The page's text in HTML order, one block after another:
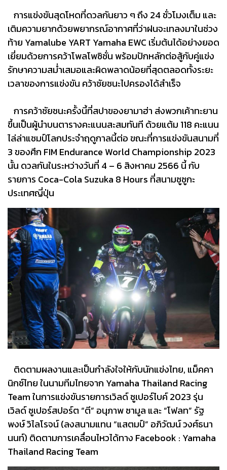
การแข่งขันสุดโหดที่ดวลกันยาว ๆ ถึง 24 ชั่วโมงเต็ม และ
เติมความยากด้วยพยากรณ์อากาศที่ว่าฝนจะเทลงมาในช่วง
ท้าย Yamalube YART Yamaha EWC เริ่มต้นได้อย่างยอด
เยี่ยมด้วยการคว้าโพลโพซิชั่น พร้อมปักหลักต่อสู้กับคู่แข่ง
รักษาความสม่ำเสมอและผิดพลาดน้อยที่สุดตลอดทั้งระยะ
เวลาของการแข่งขัน คว้าชัยชนะไปครองได้สำเร็จ
การคว้าชัยชนะครั้งนี้ที่สปาของยามาฮ่า ส่งพวกเค้าทะยาน
ขึ้นเป็นผู้นำบนตารางคะแนนสะสมทันที ด้วยแต้ม 118 คะแนน
ไล่ล่าแชมป์โลกประจำฤดูกาลนี้ต่อ ขณะที่การแข่งขันสนามที่
3 ของศึก FIM Endurance World Championship 2023
นั้น ดวลกันในระหว่างวันที่ 4 – 6 สิงหาคม 2566 นี้ กับ
รายการ Coca-Cola Suzuka 8 Hours ที่สนามซูซูกะ
ประเทศญี่ปุ่น
ติดตามผลงานและเป็นกำลังใจให้กับนักแข่งไทย, แม็คคา
นิกซ์ไทย ในนามทีมไทยจาก Yamaha Thailand Racing
Team ในการแข่งขันรายการเวิลด์ ซูเปอร์ไบค์ 2023 รุ่น
เวิลด์ ซูเปอร์สปอร์ต “ตี” อนุภาพ ซามูล และ “โฟลท” รัฐ
พงษ์ วิไลโรจน์ (ลงสนามแทน “แสตมป์” อภิวัฒน์ วงศ์ธนา
นนท์) ติดตามการเคลื่อนไหวได้ทาง Facebook : Yamaha
Thailand Racing Team